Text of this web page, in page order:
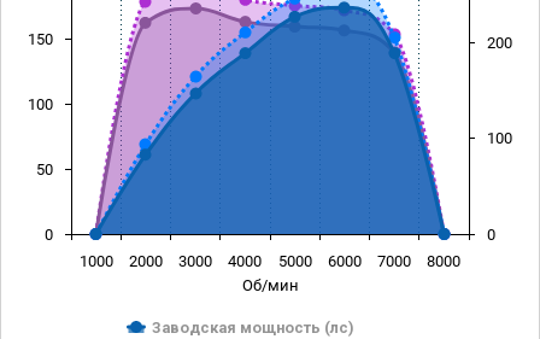
Об/мин
Заводская мощность (лс)
1000 2000 3000 4000 5000 6000 7000 8000
0
50
100
150
0
100
200